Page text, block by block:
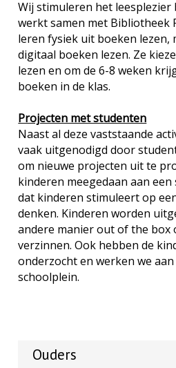
Wij stimuleren het leesplezier
werkt samen met Bibliotheek
leren fysiek uit boeken lezen,
digitaal boeken lezen. Ze
lezen en om de 6-8 weken
boeken in de klas.
Projecten met studenten
Naast al deze vaststaande
vaak uitgenodigd door
om nieuwe projecten uit te
kinderen meegedaan aan
dat kinderen stimuleert op
denken. Kinderen worden
andere manier out of the box
verzinnen. Ook hebben de
onderzocht en werken we
schoolplein.
Ouders